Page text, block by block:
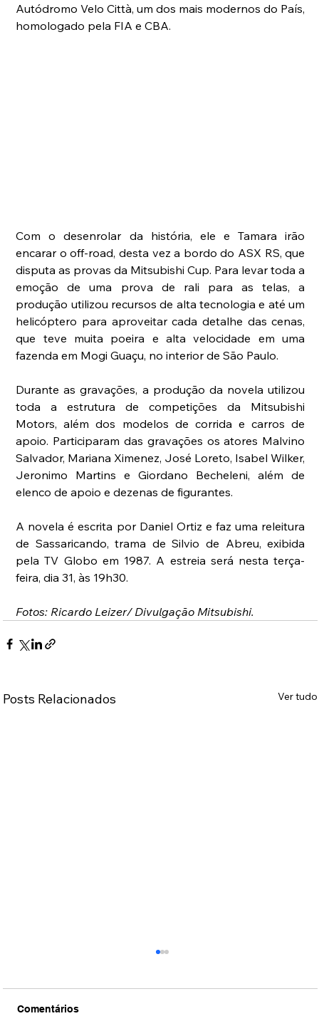
Autódromo Velo Città, um dos mais modernos do País,
homologado pela FIA e CBA.
Com o desenrolar da história, ele e Tamara irão
encarar o off-road, desta vez a bordo do ASX RS, que
disputa as provas da Mitsubishi Cup. Para levar toda a
emoção de uma prova de rali para as telas, a
produção utilizou recursos de alta tecnologia e até um
helicóptero para aproveitar cada detalhe das cenas,
que teve muita poeira e alta velocidade em uma
fazenda em Mogi Guaçu, no interior de São Paulo.
Durante as gravações, a produção da novela utilizou
toda a estrutura de competições da Mitsubishi
Motors, além dos modelos de corrida e carros de
apoio. Participaram das gravações os atores Malvino
Salvador, Mariana Ximenez, José Loreto, Isabel Wilker,
Jeronimo Martins e Giordano Becheleni, além de
elenco de apoio e dezenas de figurantes.
A novela é escrita por Daniel Ortiz e faz uma releitura
de Sassaricando, trama de Silvio de Abreu, exibida
pela TV Globo em 1987. A estreia será nesta terça-
feira, dia 31, às 19h30.
Fotos: Ricardo Leizer/ Divulgação Mitsubishi.
Posts Relacionados Ver tudo
Comentários